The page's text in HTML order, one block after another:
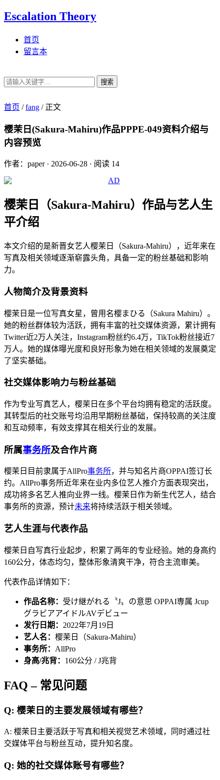
Escalation Theory
首页
留言本
搜索
首页 / fang /正文
樱茉日(Sakura-Mahiru)作品PPPE-049资料介绍与
内容预览
作者：paper· 2026-06-28 · 阅读 14
樱茉日（Sakura-Mahiru）作品与艺人生
平介绍
本文介绍的是新晋女艺人樱茉日（Sakura-Mahiru），近年来在
写真及相关领域逐渐崭露头角，具备一定的粉丝基础和影响
力。
人物简介及背景资料
樱茉日是一位写真女星，曾用名樱まひる（Sakura Mahiru）。
她的粉丝群体较为活跃，拥有丰富的社交媒体资源，累计拥有
Twitter近2万人关注，Instagram粉丝约6.4万，TikTok粉丝接近7
万人。她的媒体曝光度和良好形象为她在相关领域的发展奠定
了坚实基础。
社交媒体影响力与粉丝基础
作为专业写真艺人，樱茉日在多个平台均拥有稳定的活跃度。
其转型后的社交账号均沿用早期粉丝基础，保持较高的关注度
和互动频率，有效支撑其在相关行业的发展。
所属事务所及合作片商
樱茉日目前隶属于AllPro事务所，并与知名片商OPPAI签订长
约。AllPro事务所近年来在业内多位艺人推介方面表现突出，
成功将多名艺人推向业界一线。樱茉日作为新生代艺人，结合
事务所的资源，预计未来将持续活跃于相关领域。
艺人生涯与代表作品
樱茉日自写真行业起步，积累了两年的专业经验。她的身高约
160公分，体态均匀，整体形象清爽干净，符合主流审美。
代表作品详情如下：
作品名称： 受け継がれる〝J〟の意思 OPPAI専属 Jcup
グラビアアイドルAVデビュー
发行日期： 2022年7月19日
艺人名： 樱茉日（Sakura-Mahiru）
事务所： AllPro
身高/兆背： 160公分 / J兆背
FAQ – 常见问题
Q: 樱茉日的主要发展领域有哪些？
A: 樱茉日主要活跃于写真和相关视觉艺术领域，同时通过社
交媒体平台与粉丝互动，提升知名度。
Q: 她的社交媒体账号有哪些？